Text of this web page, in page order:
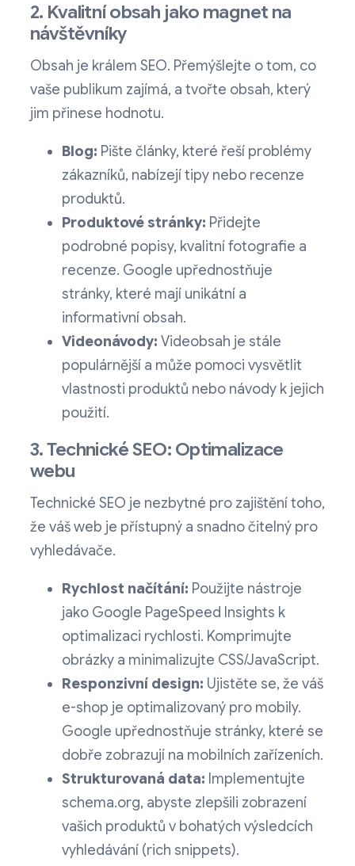
2. Kvalitní obsah jako magnet na
návštěvníky
Obsah je králem SEO. Přemýšlejte o tom, co
vaše publikum zajímá, a tvořte obsah, který
jim přinese hodnotu.
Blog: Pište články, které řeší problémy
zákazníků, nabízejí tipy nebo recenze
produktů.
Produktové stránky: Přidejte
podrobné popisy, kvalitní fotografie a
recenze. Google upřednostňuje
stránky, které mají unikátní a
informativní obsah.
Videonávody: Videobsah je stále
populárnější a může pomoci vysvětlit
vlastnosti produktů nebo návody k jejich
použití.
3. Technické SEO: Optimalizace
webu
Technické SEO je nezbytné pro zajištění toho,
že váš web je přístupný a snadno čitelný pro
vyhledávače.
Rychlost načítání: Použijte nástroje
jako Google PageSpeed Insights k
optimalizaci rychlosti. Komprimujte
obrázky a minimalizujte CSS/JavaScript.
Responzivní design: Ujistěte se, že váš
e-shop je optimalizovaný pro mobily.
Google upřednostňuje stránky, které se
dobře zobrazují na mobilních zařízeních.
Strukturovaná data: Implementujte
schema.org, abyste zlepšili zobrazení
vašich produktů v bohatých výsledcích
vyhledávání (rich snippets).